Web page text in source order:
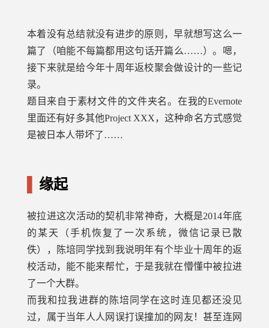
本着没有总结就没有进步的原则，早就想写这么一
篇了（咱能不每篇都用这句话开篇么……）。嗯，
接下来就是给今年十周年返校聚会做设计的一些记
录。
题目来自于素材文件的文件夹名。在我的Evernote
里面还有好多其他Project XXX，这种命名方式感觉
是被日本人带坏了……
缘起
被拉进这次活动的契机非常神奇，大概是2014年底
的某天（手机恢复了一次系统，微信记录已散
佚），陈培同学找到我说明年有个毕业十周年的返
校活动，能不能来帮忙，于是我就在懵懂中被拉进
了一个大群。
而我和拉我进群的陈培同学在这时连见都还没见
过，属于当年人人网误打误撞加的网友！甚至连网